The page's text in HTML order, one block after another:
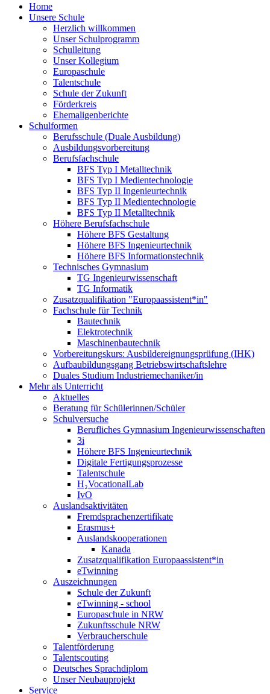
Home
Unsere Schule
Herzlich willkommen
Unser Schulprogramm
Schulleitung
Unser Kollegium
Europaschule
Talentschule
Schule der Zukunft
Förderkreis
Ehemaligenberichte
Schulformen
Berufsschule (Duale Ausbildung)
Ausbildungsvorbereitung
Berufsfachschule
BFS Typ I Metalltechnik
BFS Typ I Medientechnologie
BFS Typ II Ingenieurtechnik
BFS Typ II Medientechnologie
BFS Typ II Metalltechnik
Höhere Berufsfachschule
Höhere BFS Gestaltung
Höhere BFS Ingenieurtechnik
Höhere BFS Informationstechnik
Technisches Gymnasium
TG Ingenieurwissenschaft
TG Informatik
Zusatzqualifikation "Europaassistent*in"
Fachschule für Technik
Bautechnik
Elektrotechnik
Maschinenbautechnik
Vorbereitungskurs: Ausbildereignungsprüfung (IHK)
Aufbaubildungsgang Betriebswirtschaftslehre
Duales Studium Industriemechaniker/in
Mehr als Unterricht
Aktuelles
Beratung für Schülerinnen/Schüler
Schulversuche
Berufliches Gymnasium Ingenieurwissenschaften
3i
Höhere BFS Ingenieurtechnik
Digitale Fertigungsprozesse
Talentschule
H₂VocationalLab
IvO
Auslandsaktivitäten
Fremdsprachenzertifikate
Erasmus+
Auslandskooperationen
Kanada
Zusatzqualifikation Europaassistent*in
eTwinning
Auszeichnungen
Schule der Zukunft
eTwinning - school
Europaschule in NRW
Zukunftsschule NRW
Verbraucherschule
Talentförderung
Talentscouting
Deutsches Sprachdiplom
Unser Neubauprojekt
Service